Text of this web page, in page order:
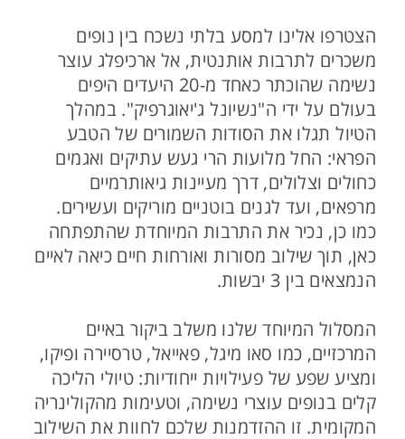
הצטרפו אלינו למסע בלתי נשכח בין נופים
משכרים לתרבות אותנטית, אל ארכיפלג עוצר
נשימה שהוכתר כאחד מ-20 היעדים היפים
בעולם על ידי ה"נשיונל ג'יאוגרפיק". במהלך
הטיול תגלו את הסודות השמורים של הטבע
הפראי: החל מלועות הרי געש עתיקים ואגמים
כחולים וצלולים, דרך מעיינות גיאותרמיים
מרפאים, ועד לגנים בוטניים מוריקים ועשירים.
כמו כן, נכיר את התרבות המיוחדת שהתפתחה
כאן, תוך שילוב מסורות ואורחות חיים כיאה לאיים
הנמצאים בין 3 יבשות.
המסלול המיוחד שלנו משלב ביקור באיים
המרכזיים, כמו סאו מיגל, פאייאל, טרסיירה ופיקו,
ומציע שפע של פעילויות ייחודיות: טיולי הליכה
קלים בנופים עוצרי נשימה, וטעימות מהקולינריה
המקומית. זו ההזדמנות שלכם לחוות את השילוב